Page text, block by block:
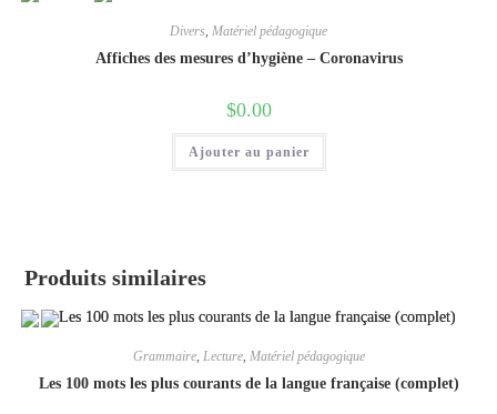
Divers, Matériel pédagogique
Affiches des mesures d’hygiène – Coronavirus
$0.00
Ajouter au panier
Produits similaires
Grammaire, Lecture, Matériel pédagogique
Les 100 mots les plus courants de la langue française (complet)